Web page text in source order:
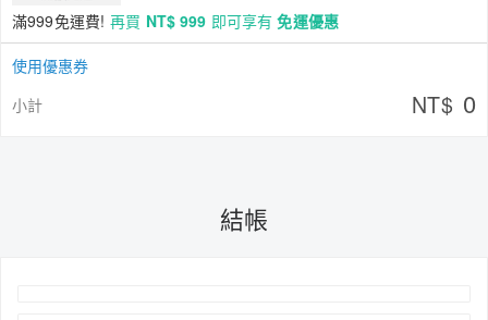
滿999免運費! 再買 NT$ 999 即可享有免運優惠
使用優惠券
小計
NT$ 0
結帳